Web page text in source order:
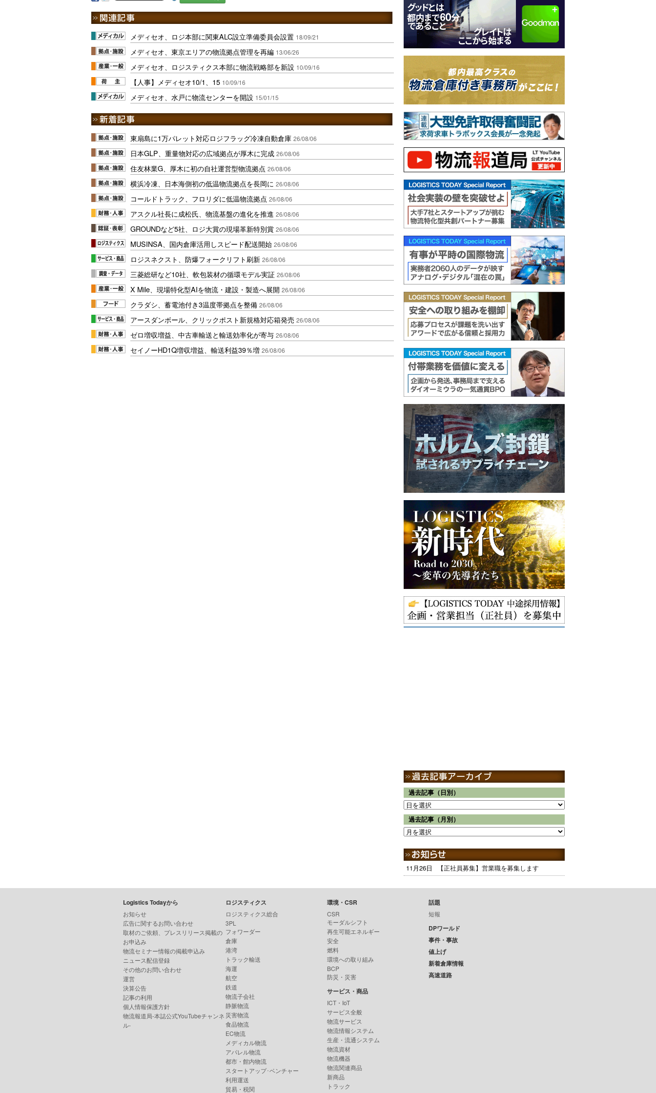
メディセオ、ロジ本部に関東ALC設立準備委員会設置 18/09/21
メディセオ、東京エリアの物流拠点管理を再編 13/06/26
メディセオ、ロジスティクス本部に物流戦略部を新設 10/09/16
【人事】メディセオ10/1、15 10/09/16
メディセオ、水戸に物流センターを開設 15/01/15
東扇島に1万パレット対応ロジフラッグ冷凍自動倉庫 26/08/06
日本GLP、重量物対応の広域拠点が厚木に完成 26/08/06
住友林業G、厚木に初の自社運営型物流拠点 26/08/06
横浜冷凍、日本海側初の低温物流拠点を長岡に 26/08/06
コールドトラック、フロリダに低温物流拠点 26/08/06
アスクル社長に成松氏、物流基盤の進化を推進 26/08/06
GROUNDなど5社、ロジ大賞の現場革新特別賞 26/08/06
MUSINSA、国内倉庫活用しスピード配送開始 26/08/06
ロジスネクスト、防爆フォークリフト刷新 26/08/06
三菱総研など10社、軟包装材の循環モデル実証 26/08/06
X Mile、現場特化型AIを物流・建設・製造へ展開 26/08/06
クラダシ、蓄電池付き3温度帯拠点を整備 26/08/06
アースダンボール、クリックポスト新規格対応箱発売 26/08/06
ゼロ増収増益、中古車輸送と輸送効率化が寄与 26/08/06
セイノーHD1Q増収増益、輸送利益39％増 26/08/06
過去記事（日別）
過去記事（月別）
11月26日 【正社員募集】営業職を募集します
Logistics Todayから
お知らせ
広告に関するお問い合わせ
取材のご依頼、プレスリリース掲載の
お申込み
物流セミナー情報の掲載申込み
ニュース配信登録
その他のお問い合わせ
運営
決算公告
記事の利用
個人情報保護方針
物流報道局-本誌公式YouTubeチャンネ
ル-
ロジスティクス
ロジスティクス総合
3PL
フォワーダー
倉庫
港湾
トラック輸送
海運
航空
鉄道
物流子会社
静脈物流
災害物流
食品物流
EC物流
メディカル物流
アパレル物流
都市・館内物流
スタートアップ･ベンチャー
利用運送
貿易・税関
環境・CSR
CSR
モーダルシフト
再生可能エネルギー
安全
燃料
環境への取り組み
BCP
防災・災害
サービス・商品
ICT・IoT
サービス全般
物流サービス
物流情報システム
生産・流通システム
物流資材
物流機器
物流関連商品
新商品
トラック
話題
短報
DPワールド
事件・事故
値上げ
新着倉庫情報
高速道路